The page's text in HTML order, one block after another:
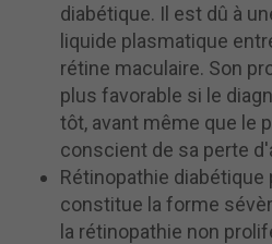
diabétique. Il est dû à
liquide plasmatique
rétine maculaire. Son
plus favorable si le
tôt, avant même que le
conscient de sa perte
Rétinopathie diabétique
constitue la forme
la rétinopathie non